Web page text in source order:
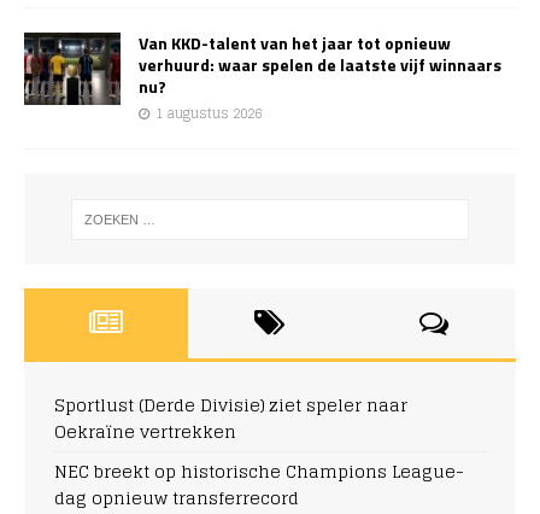
Van KKD-talent van het jaar tot opnieuw
verhuurd: waar spelen de laatste vijf winnaars
nu?
1 augustus 2026
Sportlust (Derde Divisie) ziet speler naar
Oekraïne vertrekken
NEC breekt op historische Champions League-
dag opnieuw transferrecord